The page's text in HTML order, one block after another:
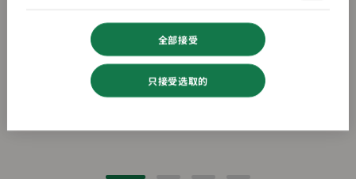
全部接受
只接受选取的